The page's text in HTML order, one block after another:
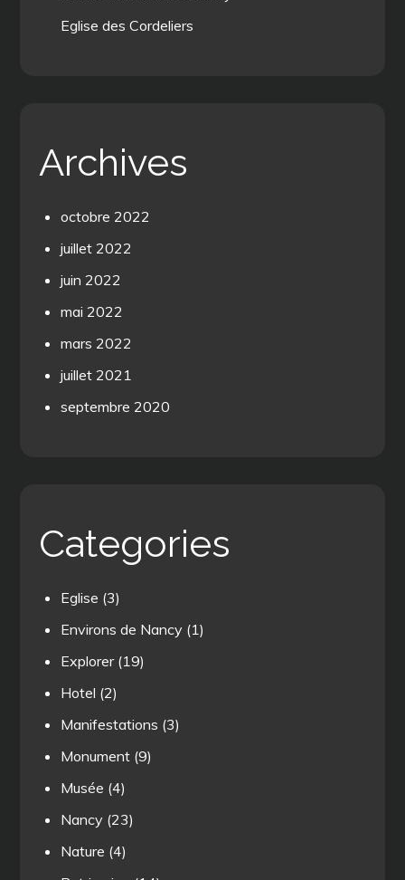
Eglise des Cordeliers
Archives
octobre 2022
juillet 2022
juin 2022
mai 2022
mars 2022
juillet 2021
septembre 2020
Categories
Eglise (3)
Environs de Nancy (1)
Explorer(19)
Hotel (2)
Manifestations (3)
Monument (9)
Musée (4)
Nancy (23)
Nature (4)